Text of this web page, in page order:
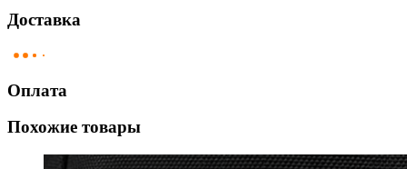
Доставка
Оплата
Похожие товары